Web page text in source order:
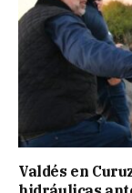
Valdés en